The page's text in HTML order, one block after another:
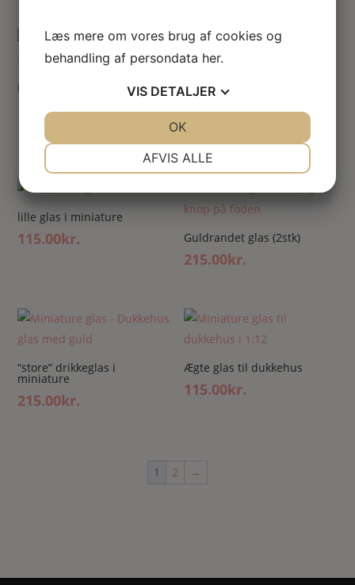
Fransk vinglas
115.00kr. Cocktail glas til dukkehus
115.00
lille glas i miniature
115.00kr. Guldrandet glas (2stk)
215.00kr.
“store” drikkeglas i
miniature
215.00kr.
Ægte glas til dukkehus
115.00kr.
1 2 →
Læs mere om vores brug af cookies og
behandling af persondata her.
VIS DETALJER
STATISTIK
AFVIS ALLE
OK